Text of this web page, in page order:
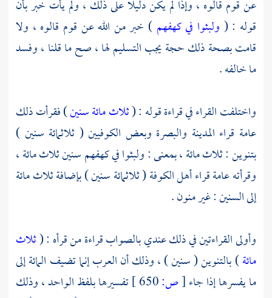
عن قوم قالوه ، وإذا لم يكن دليلا على ذلك ، ولم يأت خبر بأن
قوله : ( ولبثوا في كهفهم ) خبر من الله عن قوم قالوه ، ولا
قامت بصحة ذلك حجة يجب التسليم لها ، صح ما قلنا ، وفسد
ما خالفه .
واختلفت القراء في قراءة قوله : (ثلاث مائة سنين) فقرأت ذلك
عامة قراء المدينة والبصرة وبعض الكوفيين ( ثلاثمائة سنين )
بتنوين : ثلاث مائة ، بمعنى : ولبثوا في كهفهم سنين ثلاث مائة ،
وقرأته عامة قراءأهل الكوفة( ثلاثمائة سنين ) بإضافة ثلاث مائة
إلى السنين : غير منون .
وأولى القراءتين في ذلك عندي بالصواب قراءة من قرأه : (ثلاث
مائة) بالتنوين ( سنين ) ، وذلك أن العرب إنما تضيف المائة إلى
ما يفسرها إذا جاء[ص:
تفسيرها بلفظ الواحد ، وذلك